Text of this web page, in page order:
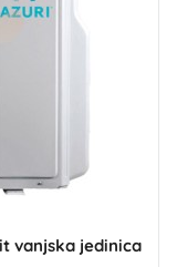
vanjska jedinica